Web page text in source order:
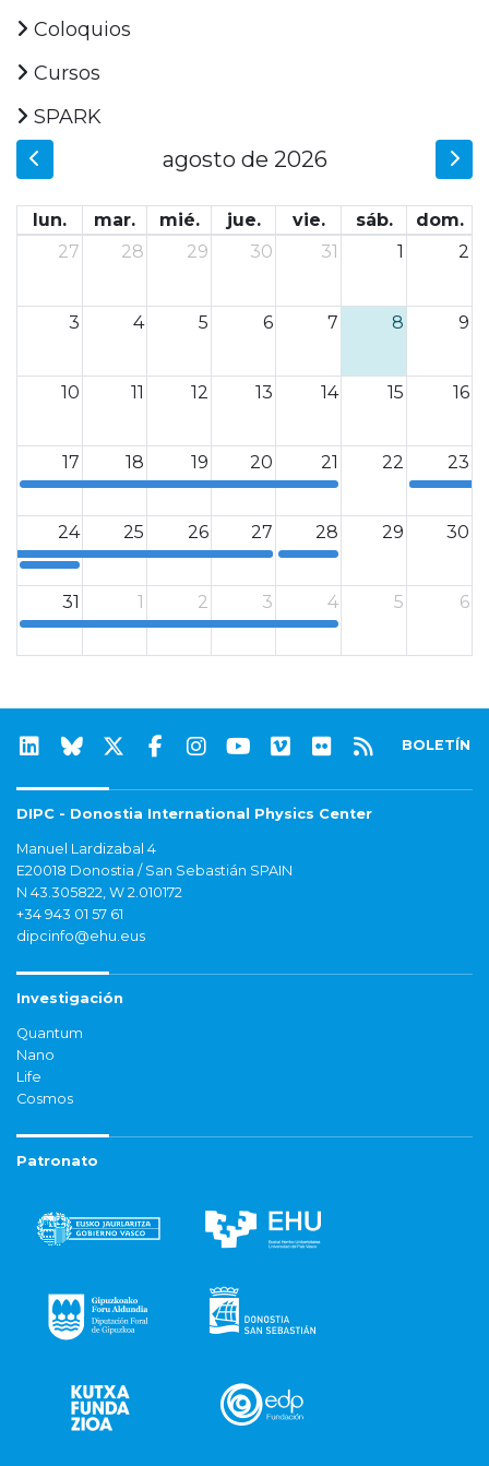
Coloquios
Cursos
SPARK
agosto de 2026
lun. mar. mié. jue. vie. sáb.
dom.
27
28 29 30 31 1 2
3 4 5 6 7 8 9
10 11 12 13 14 15 16
17 18 19 20 21 22 23
0 0
24 25 26 27 28 29 30
0
0
31 1 2 3 4 5 6
0
BOLETÍN
DIPC - Donostia International Physics Center
Manuel Lardizabal 4
E20018 Donostia / San Sebastián SPAIN
N 43.305822, W 2.010172
+34 943 01 57 61
dipcinfo@ehu.eus
Investigación
Quantum
Nano
Life
Cosmos
Patronato